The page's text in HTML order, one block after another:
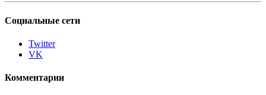
Социальные сети
Twitter
VK
Комментарии